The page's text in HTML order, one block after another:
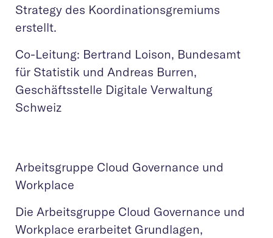
Strategy des Koordinationsgremiums
erstellt.
Co-Leitung: Bertrand Loison, Bundesamt
für Statistik und Andreas Burren,
Geschäftsstelle Digitale Verwaltung
Schweiz
Arbeitsgruppe Cloud Governance und
Workplace
Die Arbeitsgruppe Cloud Governance und
Workplace erarbeitet Grundlagen,